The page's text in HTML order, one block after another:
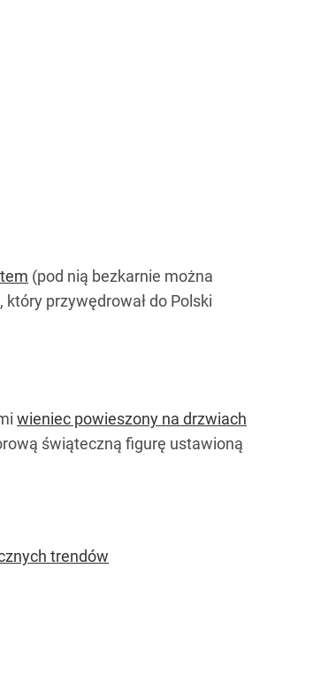
(pod nią bezkarnie można
przywędrował do Polski
wieniec powieszony na drzwiach
świąteczną figurę ustawioną
trendów